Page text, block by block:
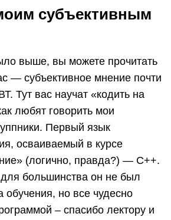
субъективным
выше, вы можете прочитать
— субъективное мнение почти
Тут вас научат «кодить на
любят говорить мои
Первый язык
осваиваемый в курсе
(логично, правда?) — C++.
большинства он не был
обучения, но все чудесно
– спасибо лектору и